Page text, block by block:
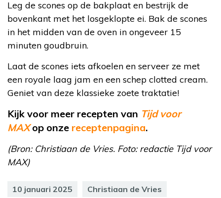
Leg de scones op de bakplaat en bestrijk de
bovenkant met het losgeklopte ei. Bak de scones
in het midden van de oven in ongeveer 15
minuten goudbruin.
Laat de scones iets afkoelen en serveer ze met
een royale laag jam en een schep clotted cream.
Geniet van deze klassieke zoete traktatie!
Kijk voor meer recepten van Tijd voor
MAX op onze receptenpagina.
(Bron: Christiaan de Vries. Foto: redactie Tijd voor
MAX)
10 januari 2025 Christiaan de Vries